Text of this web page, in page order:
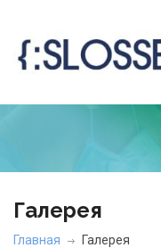
Галерея
Главная Галерея